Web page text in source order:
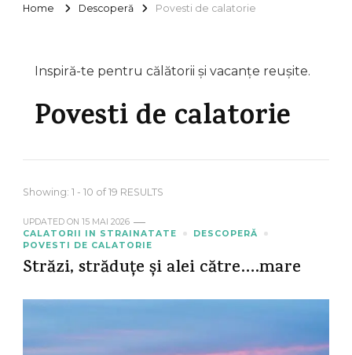
Home Descoperă Povesti de calatorie
Inspiră-te pentru călătorii și vacanțe reușite.
Povesti de calatorie
Showing: 1 - 10 of 19 RESULTS
UPDATED ON 15 MAI 2026
CALATORII IN STRAINATATE
DESCOPERĂ
POVESTI DE CALATORIE
Străzi, străduțe și alei către….mare